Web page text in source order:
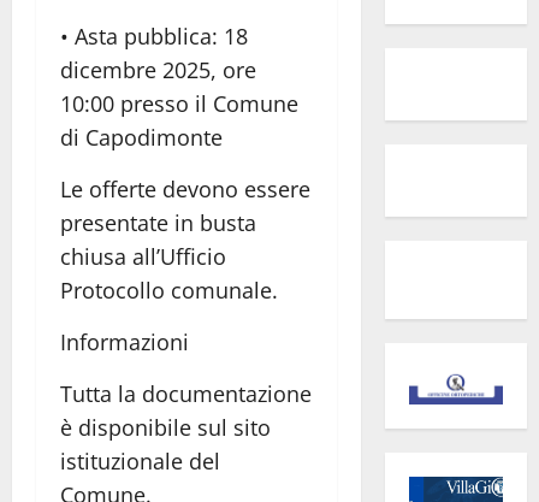
• Asta pubblica: 18
dicembre 2025, ore
10:00 presso il Comune
di Capodimonte
Le offerte devono essere
presentate in busta
chiusa all’Ufficio
Protocollo comunale.
Informazioni
Tutta la documentazione
è disponibile sul sito
istituzionale del
Comune.